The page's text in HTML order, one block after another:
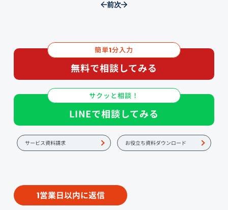
前次
簡単1分入力
無料で相談してみる
サクッと相談！
LINEで相談してみる
サービス資料請求 お役立ち資料ダウンロード
1営業日以内に返信